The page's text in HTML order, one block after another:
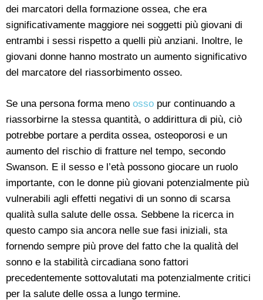
dei marcatori della formazione ossea, che era
significativamente maggiore nei soggetti più giovani di
entrambi i sessi rispetto a quelli più anziani. Inoltre, le
giovani donne hanno mostrato un aumento significativo
del marcatore del riassorbimento osseo.
Se una persona forma meno osso pur continuando a
riassorbirne la stessa quantità, o addirittura di più, ciò
potrebbe portare a perdita ossea, osteoporosi e un
aumento del rischio di fratture nel tempo, secondo
Swanson. E il sesso e l’età possono giocare un ruolo
importante, con le donne più giovani potenzialmente più
vulnerabili agli effetti negativi di un sonno di scarsa
qualità sulla salute delle ossa. Sebbene la ricerca in
questo campo sia ancora nelle sue fasi iniziali, sta
fornendo sempre più prove del fatto che la qualità del
sonno e la stabilità circadiana sono fattori
precedentemente sottovalutati ma potenzialmente critici
per la salute delle ossa a lungo termine.